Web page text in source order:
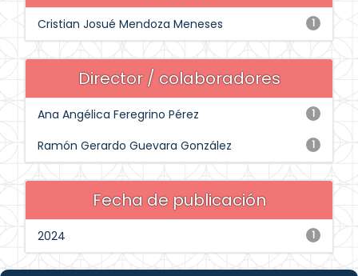
1
Cristian Josué Mendoza Meneses
Director / colaboradores
1
Ana Angélica Feregrino Pérez
1
Ramón Gerardo Guevara González
Fecha de publicación
1
2024